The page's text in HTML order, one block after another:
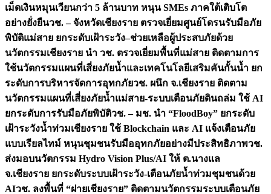
เม็ดเงินหมุนเวียนกว่า 5 ล้านบาท หนุน SMEs ภาคใต้เติบโต
อย่างยั่งยืนวช. – จังหวัดเชียงราย ตรวจเยี่ยมศูนย์โดรนรับมือภัย
พิบัติแม่สาย ยกระดับเฝ้าระวัง–ช่วยเหลือผู้ประสบภัยด้วย
นวัตกรรมเชียงราย นำ วช. ตรวจเยี่ยมพื้นที่แม่สาย ติดตามการ
ใช้นวัตกรรมแผนที่เสี่ยงภัยน้ำและเทคโนโลยีเสริมคันกั้นน้ำ ยก
ระดับการบริหารจัดการอุทกภัยวช. ผนึก จ.เชียงราย ติดตาม
นวัตกรรมแผนที่เสี่ยงภัยน้ำแม่สาย-ระบบเตือนภัยดินถล่ม ใช้ AI
ยกระดับการรับมือภัยพิบัติวช. – มช. นำ “FloodBoy” ยกระดับ
เฝ้าระวังน้ำท่วมเชียงราย ใช้ Blockchain และ AI แจ้งเตือนภัย
แบบเรียลไทม์ หนุนชุมชนรับมืออุทกภัยอย่างมีประสิทธิภาพวช.
ส่งมอบนวัตกรรม Hydro Vision Plus/AI ให้ ต.นางแล
จ.เชียงราย ยกระดับระบบเฝ้าระวัง-เตือนภัยน้ำท่วมชุมชนด้วย
AIวช. ลงพื้นที่ “ฝายเชียงราย” ติดตามนวัตกรรมระบบเตือนภัย